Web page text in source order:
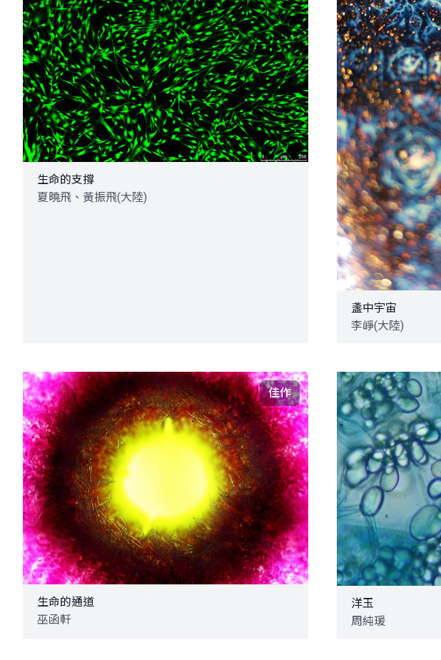
生命的支撐
夏曉飛、黃振飛(大陸)
盞中宇宙
李崢(大陸)
佳作
生命的通道
巫函軒
洋玉
周純瑗